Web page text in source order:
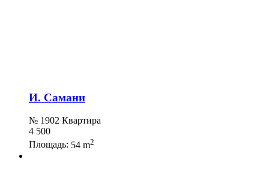
И. Самани
№ 1902 Квартира
4 500
Площадь: 54 m2